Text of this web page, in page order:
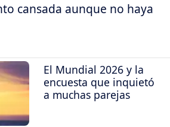
cansada aunque no haya
El Mundial 2026 y la
encuesta que inquietó
a muchas parejas